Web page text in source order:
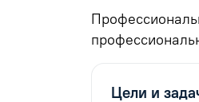
Цели и